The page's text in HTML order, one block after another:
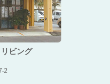
リビング
2